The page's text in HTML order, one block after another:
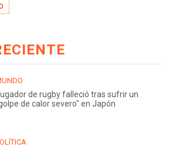
de rugby falleció tras sufrir un
de calor severo" en Japón